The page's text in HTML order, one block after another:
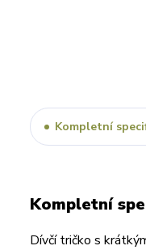
Kompletní
Kompletní
Dívčí tričko s